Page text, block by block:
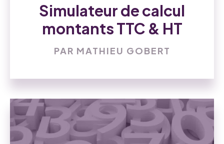
Simulateur de calcul
montants TTC & HT
PAR MATHIEU GOBERT